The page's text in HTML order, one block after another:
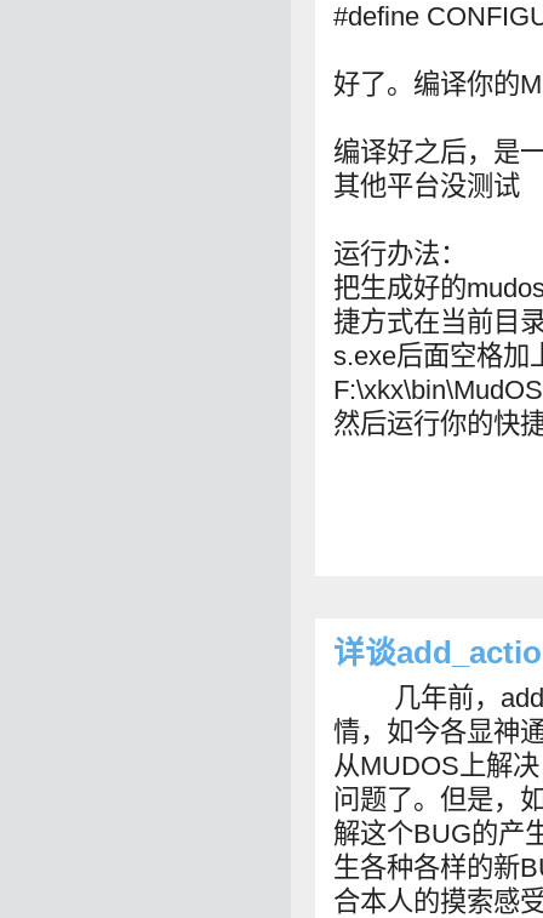
#define
好了。编译你的
编译好之后，是
其他平台没测试
运行办法：
把生成好的
捷方式在当前目
s.exe后面空格加
然后运行你的快
详谈
几年前，
情，如今各显神
从MUDOS上解
问题了。但是，
解这个BUG的产
生各种各样的新
合本人的摸索感